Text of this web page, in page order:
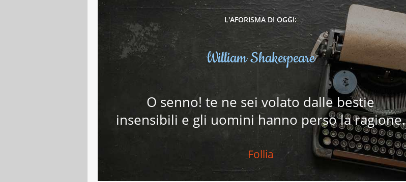
L'AFORISMA DI OGGI:
William Shakespeare
O senno! te ne sei volato dalle bestie
insensibili e gli uomini hanno perso la ragione.
Follia